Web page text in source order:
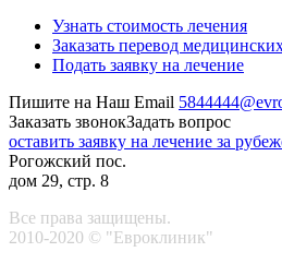
Узнать стоимость лечения
Заказать перевод
Подать заявку на лечение
Пишите на Наш Email
Заказать звонокЗадать вопрос
оставить заявку на лечение за
Рогожский пос.
дом 29, стр. 8
Все права защищены.
2010-2020 © "Евроклиник"